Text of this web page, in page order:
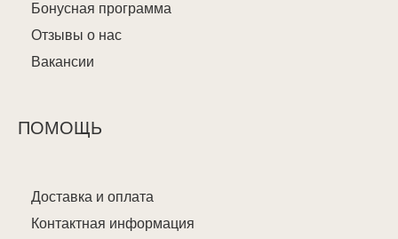
Бонусная программа
Отзывы о нас
Вакансии
ПОМОЩЬ
Доставка и оплата
Контактная информация